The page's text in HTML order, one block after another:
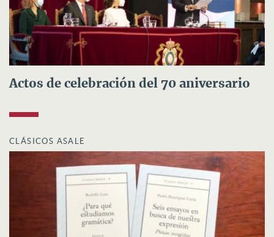
Actos de celebración del 70 aniversario
CLÁSICOS ASALE